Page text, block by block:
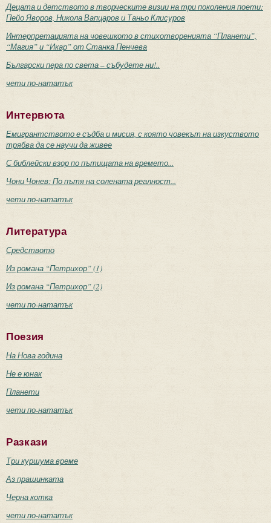
Децата и детството в творческите визии на три поколения поети:
Пейо Яворов, Никола Вапцаров и Таньо Клисуров
Интерпретацията на човешкото в стихотворенията “Планети”,
“Магия” и “Икар” от Станка Пенчева
Български пера по света – събудете ни!..
чети по-нататък
Интервюта
Емигрантството е съдба и мисия, с която човекът на изкуството
трябва да се научи да живее
С библейски взор по пътищата на времето...
Чони Чонев: По пътя на солената реалност...
чети по-нататък
Литература
Средството
Из романа “Петрихор” (1)
Из романа “Петрихор” (2)
чети по-нататък
Поезия
На Нова година
Не е юнак
Планети
чети по-нататък
Разкази
Три куршума време
Аз прашинката
Черна котка
чети по-нататък